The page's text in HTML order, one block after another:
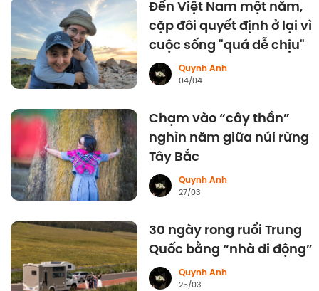
Đến Việt Nam một năm,
cặp đôi quyết định ở lại vì
cuộc sống "quá dễ chịu"
Quynh Anh
04/04
Chạm vào “cây thần”
nghìn năm giữa núi rừng
Tây Bắc
Quynh Anh
27/03
30 ngày rong ruổi Trung
Quốc bằng “nhà di động”
Quynh Anh
25/03